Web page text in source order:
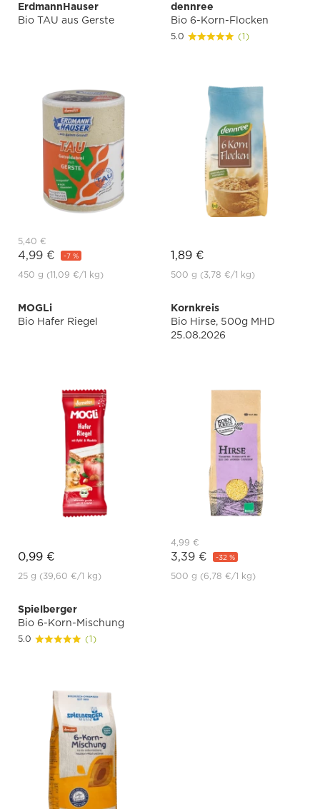
ErdmannHauser
Bio TAU aus Gerste
5,40 €
4,99 € -7 %
450 g (11,09 €/1 kg)
dennree
Bio 6-Korn-Flocken
5.0 (1)
1,89 €
500 g (3,78 €/1 kg)
MOGLi
Bio Hafer Riegel
0,99 €
25 g (39,60 €/1 kg)
Kornkreis
Bio Hirse, 500g MHD
25.08.2026
4,99 €
3,39 € -32 %
500 g (6,78 €/1 kg)
Spielberger
Bio 6-Korn-Mischung
5.0 (1)